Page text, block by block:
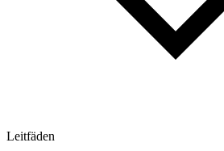
Leitfäden